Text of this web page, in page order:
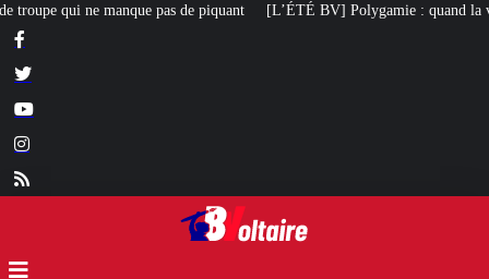
[L’ÉTÉ BV] Polygamie : quand la vérité sort de la bouche d’une